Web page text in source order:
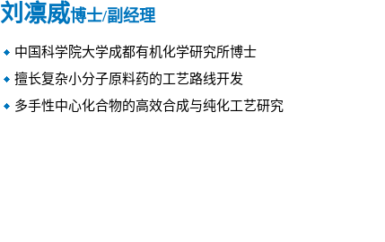
刘凛威博士/副经理
中国科学院大学成都有机化学研究所博士
擅长复杂小分子原料药的工艺路线开发
多手性中心化合物的高效合成与纯化工艺研究